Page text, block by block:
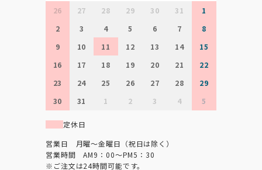
26
27 28 29 30 31
1
2
3 4 5 6 7
8
9
10 11 12 13 14
15
16
17 18 19 20 21
22
23
24 25 26 27 28
29
30
31 1 2 3 4 5
定休日
営業日 月曜～金曜日（祝日は除く）
営業時間 AM9：00～PM5：30
※ご注文は24時間可能です。